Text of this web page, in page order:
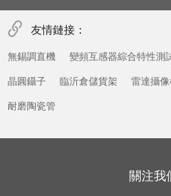
物是一種有效的分離分
化合物的定量...
友情鏈接：
無錫調直機 變頻互感器綜合特性測
晶圓鑷子 臨沂倉儲貨架 雷達攝
耐磨陶瓷管
關注我